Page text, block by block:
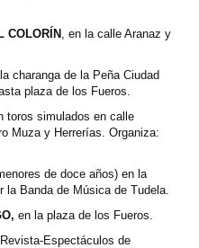
COLORÍN , en la calle Aranaz y
charanga de la Peña Ciudad
plaza de los Fueros.
toros simulados en calle
Muza y Herrerías. Organiza:
de doce años) en la
la Banda de Música de Tudela.
en la plaza de los Fueros.
Revista-Espectáculos de